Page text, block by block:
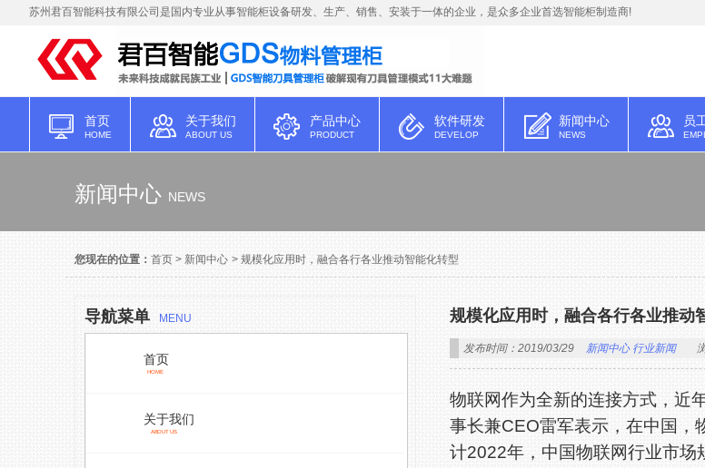
苏州君百智能科技有限公司是国内专业从事智能柜设备研发、生产、销售、安装于一体的企业，是众多企业首选智能柜制造商!
首页
HOME
关于我们
ABOUT US
产品中心
PRODUCT
软件研发
DEVELOP
新闻中心
NEWS
员
新闻中心 NEWS
您现在的位置： 首页 > 新闻中心 > 规模化应用时，融合各行各业推动智能化转型
导航菜单 MENU
首页
HOME
关于我们
ABOUT US
规模化应用时，融合各行各业推动
发布时间：2019/03/29 新闻中心 行业新闻
物联网作为全新的连接方式，近
事长兼CEO雷军表示，在中国，
计2022年，中国物联网行业市场